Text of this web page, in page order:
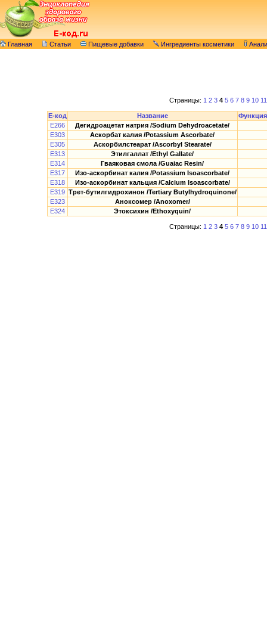
Главная Статьи Пищевые добавки Ингредиенты косметики
Страницы: 1 2 3 4 5 6 7 8 9 10 11
E-код Название
Функция
E266
Дегидроацетат натрия /Sodium Dehydroacetate/
E303
Аскорбат калия /Potassium Ascorbate/
E305
Аскорбилстеарат /Ascorbyl Stearatе/
E313
Этилгаллат /Ethyl Gallate/
E314
Гваяковая смола /Guaiac Resin/
E317
Изо-аскорбинат калия /Potassium Isoascorbate/
E318
Изо-аскорбинат кальция /Calcium Isoascorbate/
E319 Трет-бутилгидрохинон /Tertiary Butylhydroquinone/
E323
Аноксомер /Anoxomer/
E324
Этоксихин /Ethoxyquin/
Страницы: 1 2 3 4 5 6 7 8 9 10 11